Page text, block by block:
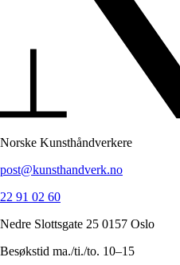
Norske Kunsthåndverkere
post@kunsthandverk.no
22 91 02 60
Nedre Slottsgate 25 0157 Oslo
Besøkstid ma./ti./to. 10–15